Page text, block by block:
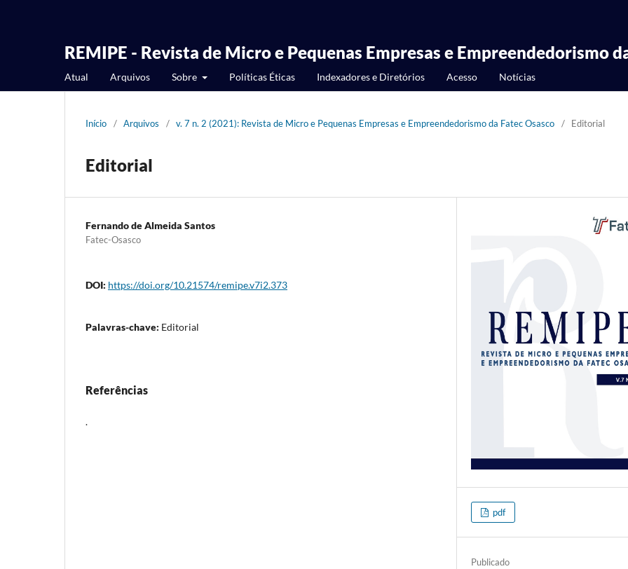
REMIPE - Revista de Micro e Pequenas Empresas e Empreendedorismo
Atual Arquivos Sobre Políticas Éticas Indexadores e Diretórios Acesso Notícias
Início / Arquivos / v. 7 n. 2 (2021): Revista de Micro e Pequenas Empresas e Empreendedorismo da Fatec Osasco / Editorial
Editorial
Fernando de Almeida Santos
Fatec-Osasco
DOI: https://doi.org/10.21574/remipe.v7i2.373
Palavras-chave: Editorial
Referências
.
pdf
Publicado